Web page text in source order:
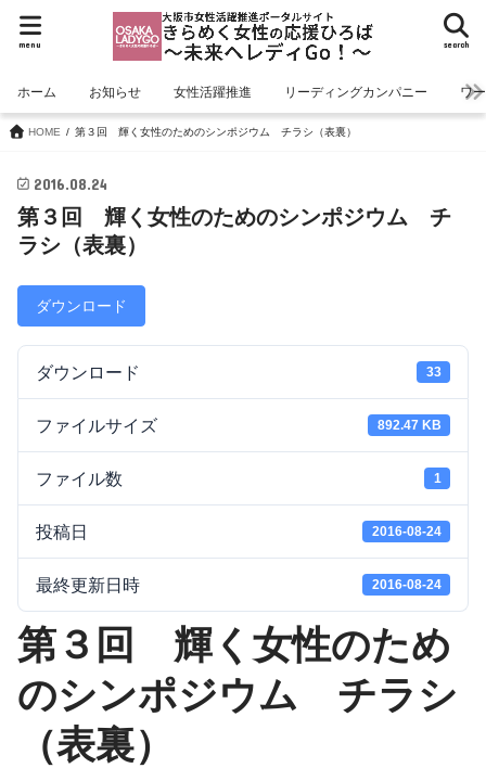
search
menu
ホーム お知らせ 女性活躍推進 リーディングカンパニー ワ
HOME 第３回 輝く女性のためのシンポジウム チラシ（表裏）
2016.08.24
第３回 輝く女性のためのシンポジウム チ
ラシ（表裏）
ダウンロード
ダウンロード 33
ファイルサイズ 892.47 KB
ファイル数 1
投稿日 2016-08-24
最終更新日時 2016-08-24
第３回 輝く女性のため
のシンポジウム チラシ
（表裏）